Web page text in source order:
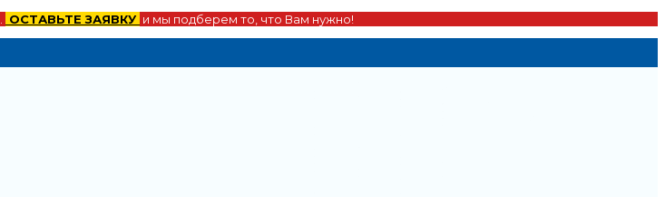
ОСТАВЬТЕ ЗАЯВКУ и мы подберем то, что Вам нужно!